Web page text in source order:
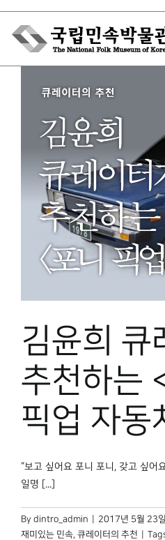
Skip
content
박물관에서는
민속이야기
민속 인사이드
원문보기 PDF
김윤희 큐
추천하는
픽업 자동
“보고 싶어요 포니 포니, 갖고 싶어
일명 [...]
By dintro_admin 2017년 5월 23일
재미있는 민속 큐레이터의 추천